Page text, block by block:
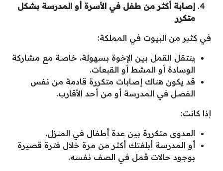
إصابة أكثر من طفل في الأسرة أو المدرسة بشكل
متكرر
في كثير من البيوت في المملكة:
ينتقل القمل بين الإخوة بسهولة، خاصة مع مشاركة
الوسادة أو المشط أو القبعات.
قد يكون هناك إصابات متكررة قادمة من نفس
الفصل في المدرسة أو من أحد الأقارب.
إذا كانت:
العدوى متكررة بين عدة أطفال في المنزل.
أو المدرسة أبلغتك أكثر من مرة خلال فترة قصيرة
بوجود حالات قمل في الصف نفسه.